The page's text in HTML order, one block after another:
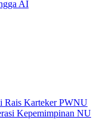
AI
Rais Karteker PWNU
Kepemimpinan NU